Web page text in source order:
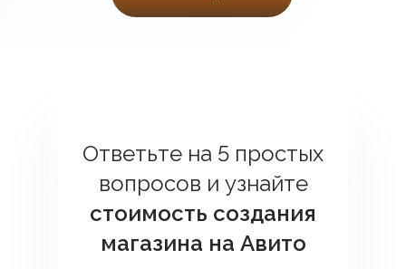
Ответьте на 5 простых
вопросов и узнайте
стоимость создания
магазина на Авито